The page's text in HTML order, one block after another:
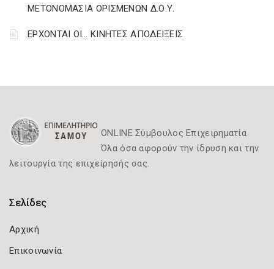
ΜΕΤΟΝΟΜΑΣΙΑ ΟΡΙΣΜΕΝΩΝ Δ.Ο.Υ.
EΡΧΟΝΤΑΙ ΟΙ… ΚΙΝΗΤΕΣ ΑΠΟΔΕΙΞΕΙΣ
ONLINE Σύμβουλος Επιχειρηματία
Όλα όσα αφορούν την ίδρυση και την
λειτουργία της επιχείρησής σας.
Σελίδες
Αρχική
Επικοινωνία